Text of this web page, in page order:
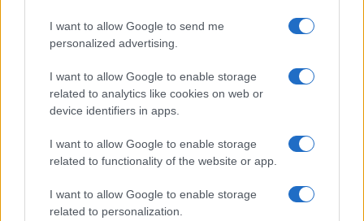
I want to allow Google to send me
personalized advertising.
I want to allow Google to enable storage
related to analytics like cookies on web or
device identifiers in apps.
I want to allow Google to enable storage
related to functionality of the website or app.
I want to allow Google to enable storage
related to personalization.
resterebbe soprattutto un segnale: una
dimostrazione di forza volta a
capacità militari iranianenel Golfo e a
scoraggiare azioni contro il traffico marittimo
internazionale, in particolare legate al transito
delle navi attraverso lo Stretto di Hormuz. In
questo caso il conflitto rimarrebbe più
circoscritto.